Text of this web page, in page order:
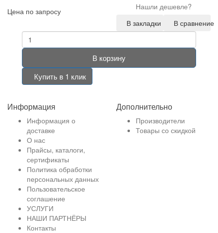
Цена по запросу
Нашли дешевле?
В закладки
В сравнение
В корзину
Купить в 1 клик
Информация
Информация о
доставке
О нас
Прайсы, каталоги,
сертификаты
Политика обработки
персональных данных
Пользовательское
соглашение
УСЛУГИ
НАШИ ПАРТНЁРЫ
Контакты
Дополнительно
Производители
Товары со скидкой